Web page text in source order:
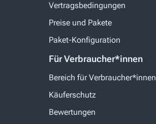
Vertragsbedingungen
Preise und Pakete
Paket-Konfiguration
Für Verbraucher*innen
Bereich für Verbraucher*innen
Käuferschutz
Bewertungen